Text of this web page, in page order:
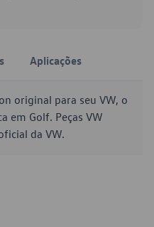
Aplicações
original para seu VW, o
em Golf. Peças VW
da VW.